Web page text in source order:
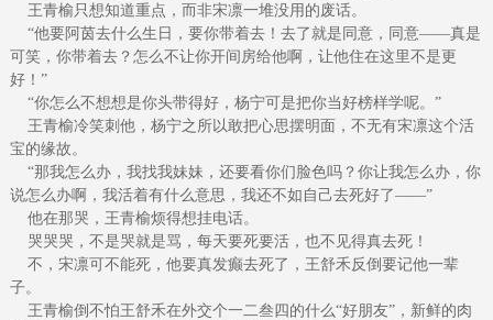
王青榆只想知道重点，而非宋凛一堆没用的废话。
“他要阿茵去什么生日，要你带着去！去了就是同意，同意——真是
可笑，你带着去？怎么不让你开间房给他啊，让他住在这里不是更
好！”
“你怎么不想想是你头带得好，杨宁可是把你当好榜样学呢。”
王青榆冷笑刺他，杨宁之所以敢把心思摆明面，不无有宋凛这个活
宝的缘故。
“那我怎么办，我找我妹妹，还要看你们脸色吗？你让我怎么办，你
说怎么办啊，我活着有什么意思，我还不如自己去死好了——”
他在那哭，王青榆烦得想挂电话。
哭哭哭，不是哭就是骂，每天要死要活，也不见得真去死！
不，宋凛可不能死，他要真发癫去死了，王舒禾反倒要记他一辈
子。
王青榆倒不怕王舒禾在外交个一二叁四的什么“好朋友”，新鲜的肉